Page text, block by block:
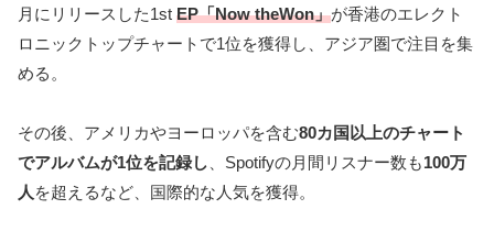
月にリリースした1st EP「Now theWon」が香港のエレクト
ロニックトップチャートで1位を獲得し、アジア圏で注目を集
める。
その後、アメリカやヨーロッパを含む80カ国以上のチャート
でアルバムが1位を記録し 、Spotifyの月間リスナー数も100万
人 を超えるなど、国際的な人気を獲得。